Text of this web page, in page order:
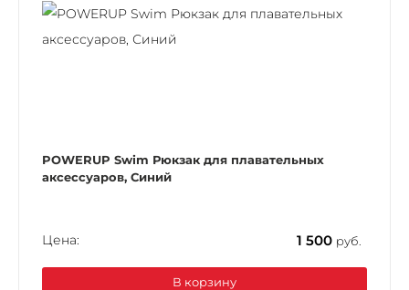
POWERUP Swim Рюкзак для плавательных
аксессуаров, Синий
Цена: 1 500 руб.
В корзину